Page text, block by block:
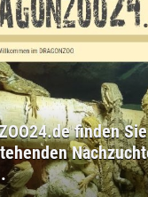
finden